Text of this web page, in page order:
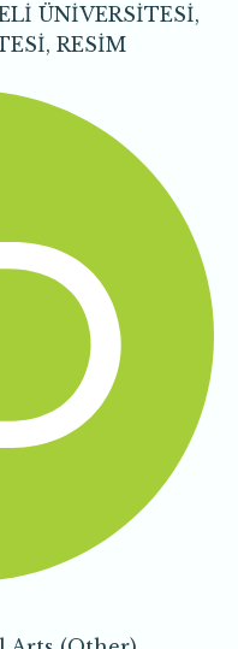
ÜNİVERSİTESİ,
RESİM